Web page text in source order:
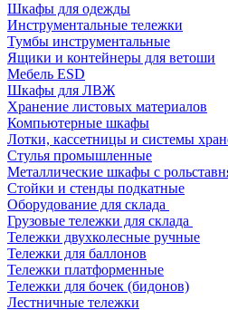
Шкафы для одежды
Инструментальные тележки
Тумбы инструментальные
Ящики и контейнеры для ветоши
Мебель ESD
Шкафы для ЛВЖ
Хранение листовых материалов
Компьютерные шкафы
Лотки, кассетницы и системы
Стулья промышленные
Металлические шкафы с
Стойки и стенды подкатные
Оборудование для склада
Грузовые тележки для склада
Тележки двухколесные ручные
Тележки для баллонов
Тележки платформенные
Тележки для бочек (бидонов)
Лестничные тележки